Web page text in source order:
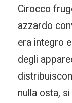
Cirocco
azzardo
era integro
degli
nulla osta,